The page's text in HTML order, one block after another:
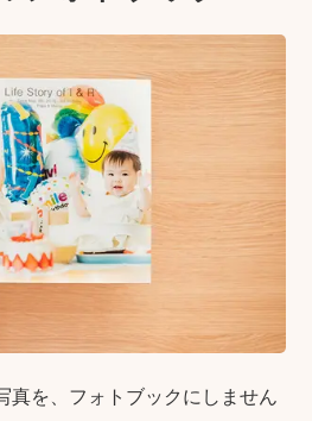
を、フォトブックにしません